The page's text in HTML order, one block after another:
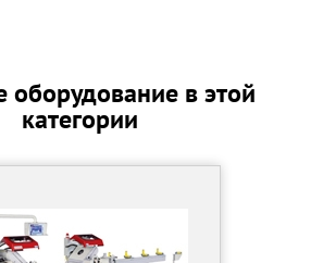
в этой
категории